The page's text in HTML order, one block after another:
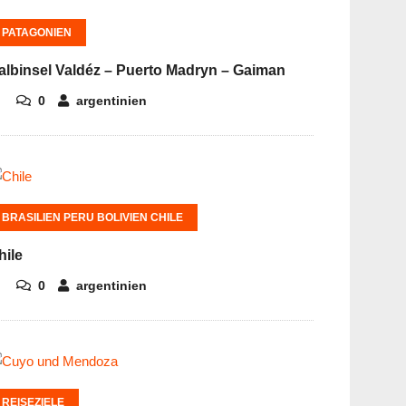
PATAGONIEN
Valdéz – Puerto Madryn – Gaiman
0 argentinien
BRASILIEN PERU BOLIVIEN CHILE
0 argentinien
REISEZIELE